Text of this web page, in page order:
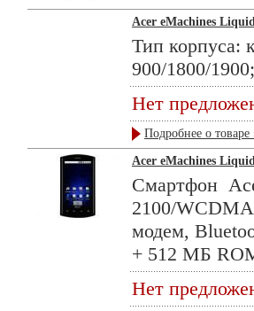
Acer eMachines
Тип корпуса:
900/1800/
Нет
Подробнее о товаре
Acer eMachines
Смартфон
2100/
модем,
+ 512 МБ
Нет